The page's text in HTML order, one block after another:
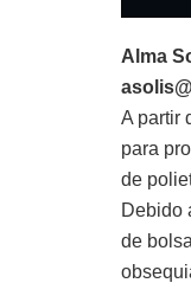
Alma
A partir
para
de
Debido
de